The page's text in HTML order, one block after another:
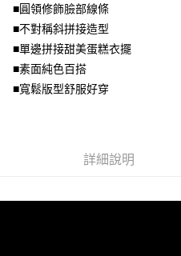
資料（包含姓名、電話或地址）提供
由本公司與您本人進行分期帳單所需
3.完整用戶服務條款，請詳閱以下連結
※ 交易是否成功請以「AFTEE先享後
是否繳費成功／繳費後需取消欲退款
客戶支援中心」https://
【注意事項】
易，需依本服務之必要範圍內提供個
３．未成年的使用者請事先徵得法定
「AFTEE先享後付」，若未經同意申
付款後7-11取貨
每筆NT$70，滿NT$699(含以上)
宅配
■圓領修飾臉部線條
■不對稱斜拼接造型
■單邊拼接甜美蛋糕衣擺
■素面純色百搭
■寬鬆版型舒服好穿
詳細說明